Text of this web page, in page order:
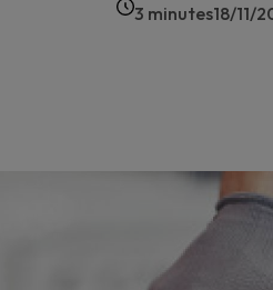
3 minutes18/11/